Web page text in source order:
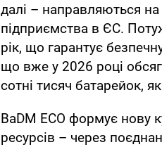
далі – направляються на
підприємства в ЄС.
рік, що гарантує
що вже у 2026 році
сотні тисяч батарейок,
BaDM ECO формує нову
ресурсів – через